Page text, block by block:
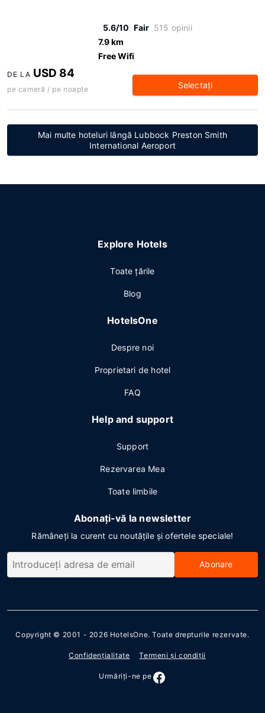
5.6/10 Fair 515 opinii
7.9 km
Free Wifi
DE LA USD 84
pe cameră / pe noapte Selectaţi
Mai multe hoteluri lângă Lubbock Preston Smith
International Aeroport
Explore Hotels
Toate ţările
Blog
HotelsOne
Despre noi
Proprietari de hotel
FAQ
Help and support
Support
Rezervarea Mea
Toate limbile
Abonați-vă la newsletter
Rămâneți la curent cu noutățile și ofertele speciale!
Abonare
Copyright © 2001 - 2026 HotelsOne. Toate drepturile rezervate.
Confidenţialitate Termeni şi condiţii
Urmăriţi-ne pe